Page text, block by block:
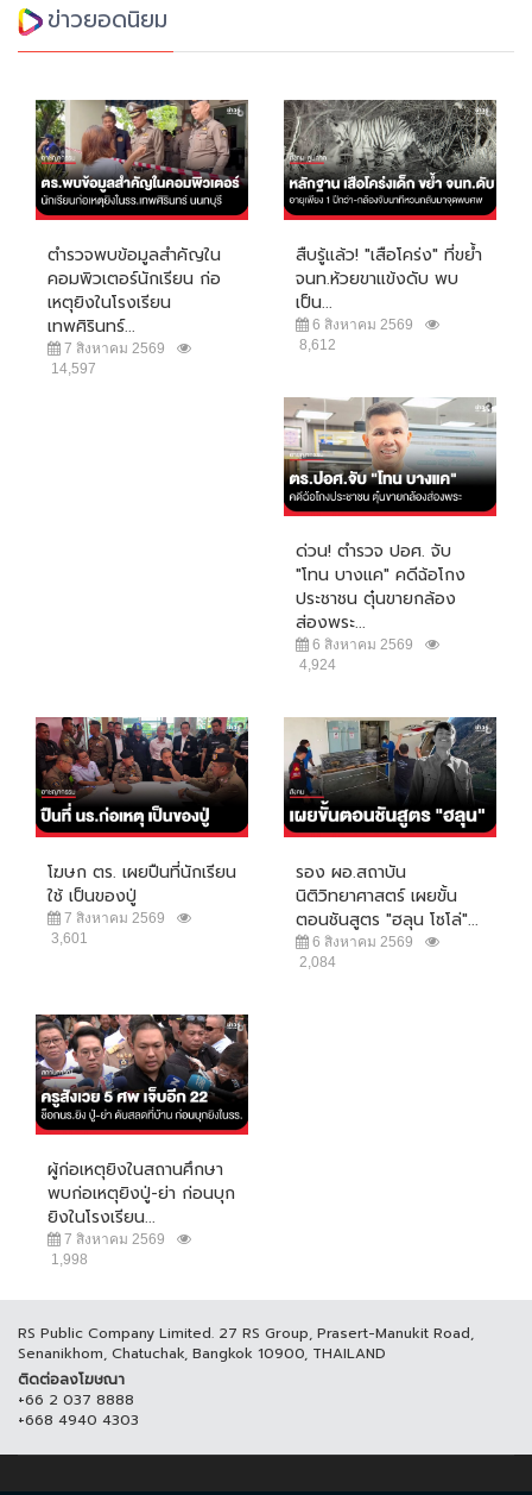
ข่าวยอดนิยม
ตำรวจพบข้อมูลสำคัญใน
คอมพิวเตอร์นักเรียน ก่อ
เหตุยิงในโรงเรียน
เทพศิรินทร์...
7 สิงหาคม 2569
14,597
สืบรู้แล้ว! "เสือโคร่ง" ที่ขย้ำ
จนท.ห้วยขาแข้งดับ พบ
เป็น...
6 สิงหาคม 2569
8,612
ด่วน! ตำรวจ ปอศ. จับ
"โทน บางแค" คดีฉ้อโกง
ประชาชน ตุ๋นขายกล้อง
ส่องพระ...
6 สิงหาคม 2569
4,924
โฆษก ตร. เผยปืนที่นักเรียน
ใช้ เป็นของปู่
7 สิงหาคม 2569
3,601
รอง ผอ.สถาบัน
นิติวิทยาศาสตร์ เผยขั้น
ตอนชันสูตร "ฮลุน โซโล่"...
6 สิงหาคม 2569
2,084
ผู้ก่อเหตุยิงในสถานศึกษา
พบก่อเหตุยิงปู่-ย่า ก่อนบุก
ยิงในโรงเรียน...
7 สิงหาคม 2569
1,998
RS Public Company Limited. 27 RS Group, Prasert-Manukit Road,
Senanikhom, Chatuchak, Bangkok 10900, THAILAND
ติดต่อลงโฆษณา
+66 2 037 8888
+668 4940 4303